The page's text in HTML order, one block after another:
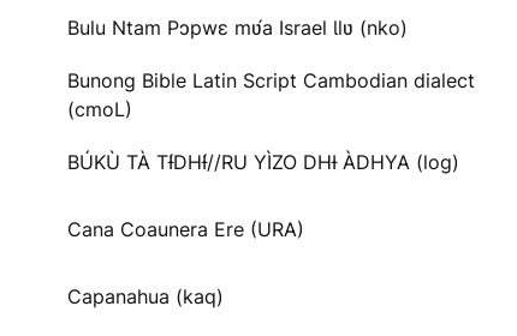
Bulu Ntam Pɔpwɛ mʋ́a Israel Ɩlʋ (nko)
Bunong Bible Latin Script Cambodian dialect
(cmoL)
BÚKÙ TÀ TƗ́DHƗ́//RU YÌZO DHƗ ÀDHYA (log)
Cana Coaunera Ere (URA)
Capanahua (kaq)